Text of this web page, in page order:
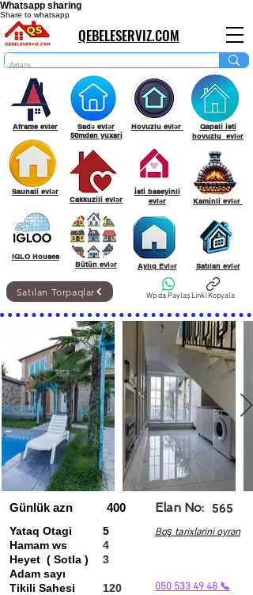
Whatsapp sharing
Share to whatsapp
QEBELESERVIZ.COM
Aframe evler
Saunali evlər
IGLO Houses
Sadə evlər
50mdan yuxari
Cakkuzili evlər
Bütün evlər
Hovuzlu evlər
İsti baseyinli
evlər
Aylıq Evlər
Qapali isti
hovuzlu evlər
Kaminli evlər
Satılan evlər
Wp da PaylaşLinki Kopyala
Satılan Torpaqlar
Günlük azn
Yataq Otagi
Hamam ws
Heyet ( Sotla )
Adam sayı
Tikili Sahesi
400
5
Elan No: 565
Boş tarixlərini oyrən
4
3
120 050 533 49 48 📞